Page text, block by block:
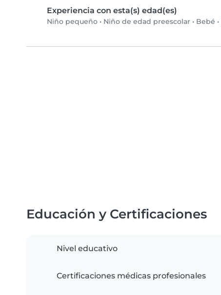
Experiencia con esta(s) edad(es)
Niño pequeño • Niño de edad preescolar • Bebé •
Educación y Certificaciones
Nivel educativo
Certificaciones médicas profesionales